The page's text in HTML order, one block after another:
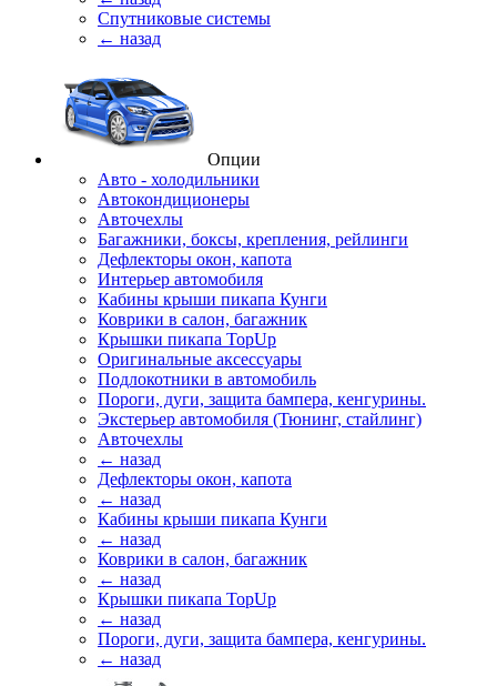
Спутниковые системы
← назад
Опции
Авто - холодильники
Автокондиционеры
Авточехлы
Багажники, боксы, крепления, рейлинги
Дефлекторы окон, капота
Интерьер автомобиля
Кабины крыши пикапа Кунги
Коврики в салон, багажник
Крышки пикапа TopUp
Оригинальные аксессуары
Подлокотники в автомобиль
Пороги, дуги, защита бампера, кенгурины.
Экстерьер автомобиля (Тюнинг, стайлинг)
Авточехлы
← назад
Дефлекторы окон, капота
← назад
Кабины крыши пикапа Кунги
← назад
Коврики в салон, багажник
← назад
Крышки пикапа TopUp
← назад
Пороги, дуги, защита бампера, кенгурины.
← назад